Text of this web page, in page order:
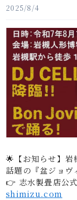
2025/8/4
🌟【お知らせ】岩
話題の『盆ジョ
👉 志水製畳店公
shimizu.com